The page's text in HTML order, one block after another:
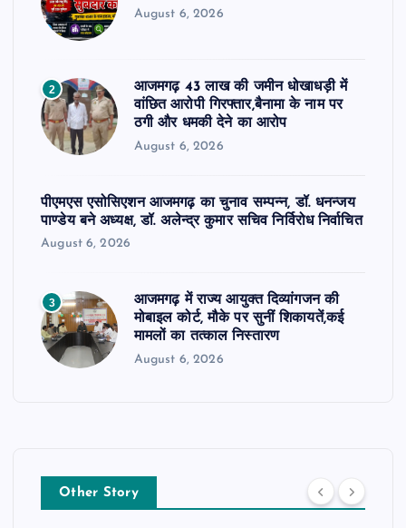
August 6, 2026
2
आजमगढ़ 43 लाख की जमीन धोखाधड़ी में
वांछित आरोपी गिरफ्तार,बैनामा के नाम पर
ठगी और धमकी देने का आरोप
August 6, 2026
पीएमएस एसोसिएशन आजमगढ़ का चुनाव सम्पन्न, डॉ. धनन्जय
पाण्डेय बने अध्यक्ष, डॉ. अलेन्द्र कुमार सचिव निर्विरोध निर्वाचित
August 6, 2026
3
आजमगढ़ में राज्य आयुक्त दिव्यांगजन की
मोबाइल कोर्ट, मौके पर सुनीं शिकायतें,कई
मामलों का तत्काल निस्तारण
August 6, 2026
Other Story